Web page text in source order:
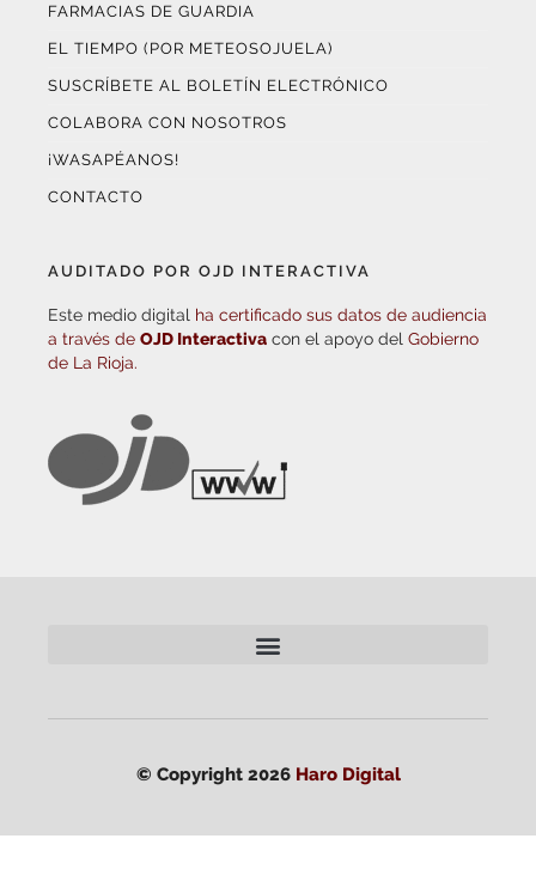
FARMACIAS DE GUARDIA
EL TIEMPO (POR METEOSOJUELA)
SUSCRÍBETE AL BOLETÍN ELECTRÓNICO
COLABORA CON NOSOTROS
¡WASAPÉANOS!
CONTACTO
AUDITADO POR OJD INTERACTIVA
Este medio digital ha certificado sus datos de audiencia
a través de OJD Interactiva con el apoyo del Gobierno
de La Rioja.
© Copyright 2026 Haro Digital